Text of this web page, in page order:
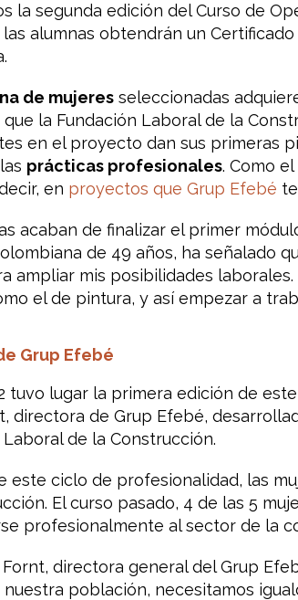
la segunda edición del Curso de
las alumnas obtendrán un
de mujeresseleccionadas
la Fundación Laboral de la
en el proyecto dan sus primeras
prácticas profesionales. Como
en proyectos que Grup Efebé
acaban de finalizar el primer
de 49 años, ha señalado
ampliar mis posibilidades
el de pintura, y así empezar a
Grup Efebé
tuvo lugar la primera edición de
directora de Grup Efebé,
Laboral de la Construcción.
este ciclo de profesionalidad, las
El curso pasado, 4 de las 5
profesionalmente al sector de la
Fornt, directora general del Grup
población, necesitamos